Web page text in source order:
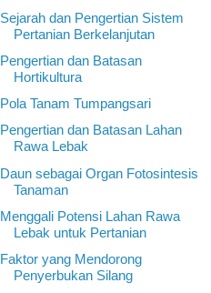
Sejarah dan Pengertian Sistem
Pertanian Berkelanjutan
Pengertian dan Batasan
Hortikultura
Pola Tanam Tumpangsari
Pengertian dan Batasan Lahan
Rawa Lebak
Daun sebagai Organ Fotosintesis
Tanaman
Menggali Potensi Lahan Rawa
Lebak untuk Pertanian
Faktor yang Mendorong
Penyerbukan Silang